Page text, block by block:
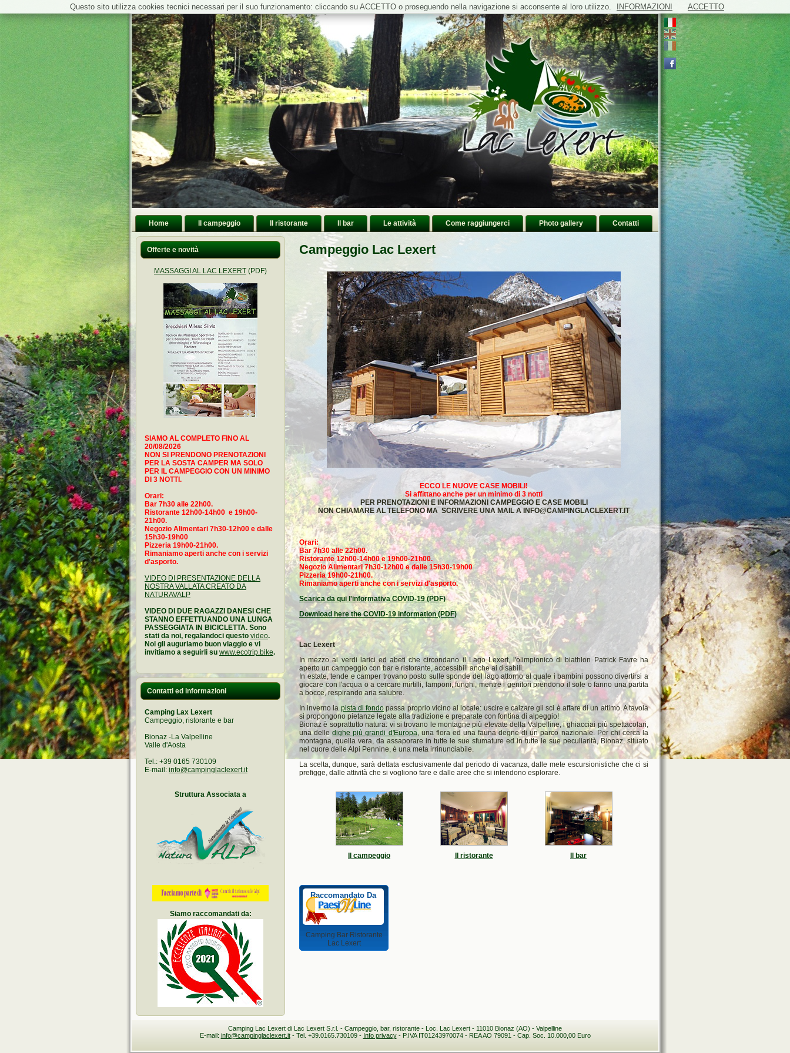
Home Il campeggio Il ristorante Il bar Le attività Come raggiungerci Photo gallery Contatti
Offerte e novità
MASSAGGI AL LAC LEXERT (PDF)
SIAMO AL COMPLETO FINO AL
20/08/2026
NON SI PRENDONO PRENOTAZIONI
PER LA SOSTA CAMPER MA SOLO
PER IL CAMPEGGIO CON UN MINIMO
DI 3 NOTTI.
Orari:
Bar 7h30 alle 22h00.
Ristorante 12h00-14h00 e 19h00-
21h00.
Negozio Alimentari 7h30-12h00 e dalle
15h30-19h00
Pizzeria 19h00-21h00.
Rimaniamo aperti anche con i servizi
d'asporto.
VIDEO DI PRESENTAZIONE DELLA
NOSTRA VALLATA CREATO DA
NATURAVALP
VIDEO DI DUE RAGAZZI DANESI CHE
STANNO EFFETTUANDO UNA LUNGA
PASSEGGIATA IN BICICLETTA. Sono
stati da noi, regalandoci questo video.
Noi gli auguriamo buon viaggio e vi
invitiamo a seguirli su www.ecotrip.bike.
Contatti ed informazioni
Camping Lax Lexert
Campeggio, ristorante e bar
Bionaz -La Valpelline
Valle d'Aosta
Tel.: +39 0165 730109
E-mail: info@campinglaclexert.it
Struttura Associata a
Siamo raccomandati da:
Campeggio Lac Lexert
ECCO LE NUOVE CASE MOBILI!
Si affittano anche per un minimo di 3 notti
PER PRENOTAZIONI E INFORMAZIONI CAMPEGGIO E CASE MOBILI
NON CHIAMARE AL TELEFONO MA SCRIVERE UNA MAIL A INFO@CAMPINGLACLEXERT.IT
Orari:
Bar 7h30 alle 22h00.
Ristorante 12h00-14h00 e 19h00-21h00.
Negozio Alimentari 7h30-12h00 e dalle 15h30-19h00
Pizzeria 19h00-21h00.
Rimaniamo aperti anche con i servizi d'asporto.
Scarica da qui l'informativa COVID-19 (PDF)
Download here the COVID-19 information (PDF)
Lac Lexert
In mezzo ai verdi larici ed abeti che circondano il Lago Lexert, l'olimpionico di biathlon Patrick Favre ha
aperto un campeggio con bar e ristorante, accessibili anche ai disabili.
In estate, tende e camper trovano posto sulle sponde del lago attorno al quale i bambini possono divertirsi a
giocare con l'acqua o a cercare mirtilli, lamponi, funghi, mentre i genitori prendono il sole o fanno una partita
a bocce, respirando aria salubre.
In inverno la pista di fondopassa proprio vicino al locale: uscire e calzare gli sci è affare di un attimo. A tavola
si propongono pietanze legate alla tradizione e preparate con fontina di alpeggio!
Bionaz è soprattutto natura: vi si trovano le montagne più elevate della Valpelline, i ghiacciai più spettacolari,
una delledighe più grandi d'Europa, una flora ed una fauna degne di un parco nazionale. Per chi cerca la
montagna, quella vera, da assaporare in tutte le sue sfumature ed in tutte le sue peculiarità, Bionaz, situato
nel cuore delle Alpi Pennine, è una meta irrinunciabile.
La scelta, dunque, sarà dettata esclusivamente dal periodo di vacanza, dalle mete escursionistiche che ci si
prefigge, dalle attività che si vogliono fare e dalle aree che si intendono esplorare.
Il campeggio Il ristorante Il bar
Raccomandato Da
Camping Bar Ristorante
Lac Lexert
Camping Lac Lexert di Lac Lexert S.r.l. - Campeggio, bar, ristorante - Loc. Lac Lexert - 11010 Bionaz (AO) - Valpelline
E-mail: info@campinglaclexert.it- Tel. +39.0165.730109 - Info privacy- P.IVA IT01243970074 - REA AO 79091 - Cap. Soc. 10.000,00 Euro
Questo sito utilizza cookies tecnici necessari per il suo funzionamento: cliccando su ACCETTO o proseguendo nella navigazione si acconsente al loro utilizzo. INFORMAZIONI ACCETTO